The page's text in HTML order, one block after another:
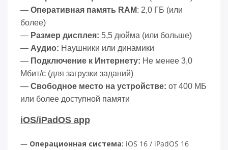
— Оперативная память RAM: 2,0 ГБ (или
более)
— Размер дисплея: 5,5 дюйма (или больше)
— Аудио: Наушники или динамики
— Подключение к Интернету: Не менее 3,0
Мбит/с (для загрузки заданий)
— Свободное место на устройстве: от 400 МБ
или более доступной памяти
iOS/iPadOS app
— Операционная система: iOS 16 / iPadOS 16